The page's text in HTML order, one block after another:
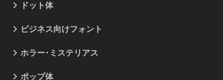
ドット体
ビジネス向けフォント
ホラー･ミステリアス
ポップ体